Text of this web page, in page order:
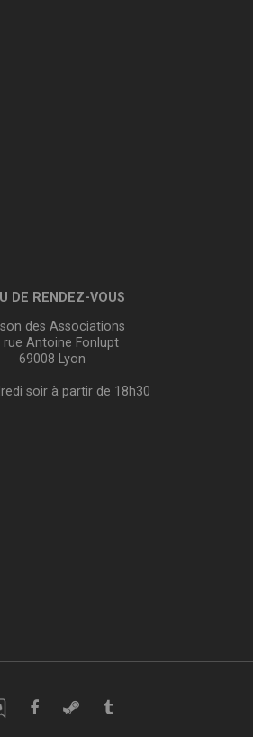
DE RENDEZ-VOUS
des Associations
rue Antoine Fonlupt
69008 Lyon
soir à partir de 18h30